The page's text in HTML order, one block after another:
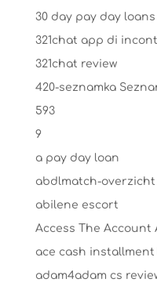
30 day pay day loans
321chat app di
321chat review
420-seznamka
593
9
a pay day loan
abdlmatch-
abilene escort
Access The Account
ace cash installment
adam4adam cs